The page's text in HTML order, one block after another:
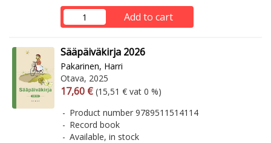
Add to cart
Sääpäiväkirja 2026
Pakarinen, Harri
Otava, 2025
Arvonlisäverollinen hinta
17,60 € Excl. vat
(15,51 € vat 0 %)
Product number 9789511514114
Record book
Available, in stock